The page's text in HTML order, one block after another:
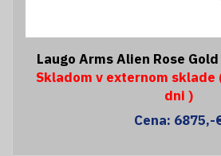
Laugo Arms Alien Rose
Skladom v externom sklade
dni )
Cena: 6875,-